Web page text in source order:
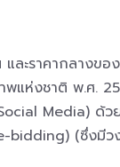
ละราคากลางขอ
พแห่งชาติ พ.ศ.
Media) ด้ว
bidding) (ซึ่งมีว